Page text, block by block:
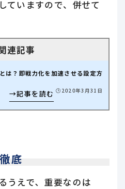
ていますので、併せて
は？即戦力化を加速させる設定方
🕒️2020年3月31日
底
うえで、重要なのは